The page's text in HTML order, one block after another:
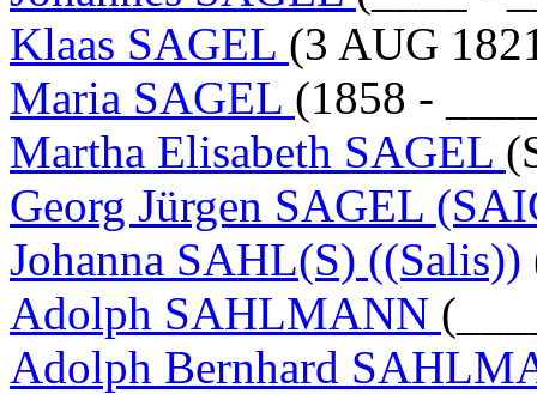
Klaas SAGEL (3 AUG
Maria SAGEL (1858 -
Martha Elisabeth SAGEL
Georg Jürgen SAGEL
Johanna SAHL(S) ((Salis))
Adolph SAHLMANN
Adolph Bernhard